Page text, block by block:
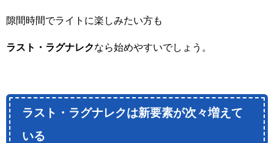
隙間時間でライトに楽しみたい方も
ラスト・ラグナレクなら始めやすいでしょう。
ラスト・ラグナレクは新要素が次々増えて
いる